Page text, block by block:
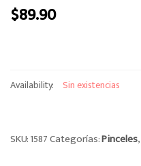
$89.90
Availability: Sin existencias
SKU:1587Categorías:Pinceles,